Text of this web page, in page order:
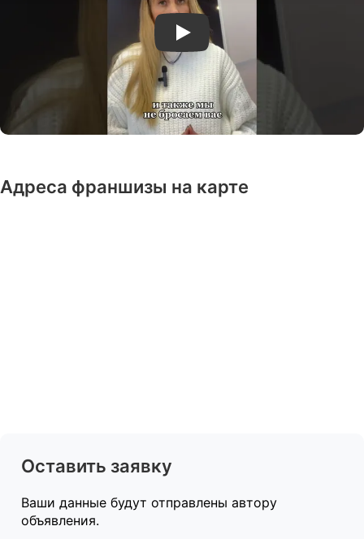
Play
Адреса франшизы на карте
Оставить заявку
Ваши данные будут отправлены автору
объявления.